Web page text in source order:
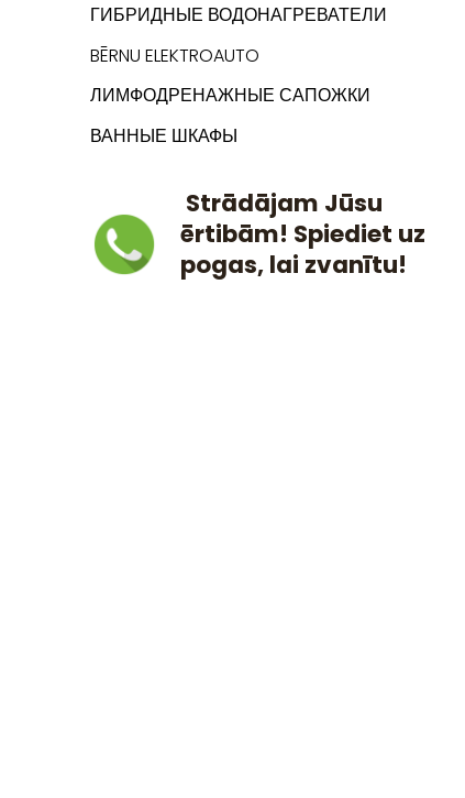
ГИБРИДНЫЕ ВОДОНАГРЕВАТЕЛИ
BĒRNU ELEKTROAUTO
ЛИМФОДРЕНАЖНЫЕ САПОЖКИ
ВАННЫЕ ШКАФЫ
Strādājam Jūsu
ērtibām! Spiediet uz
pogas, lai zvanītu!